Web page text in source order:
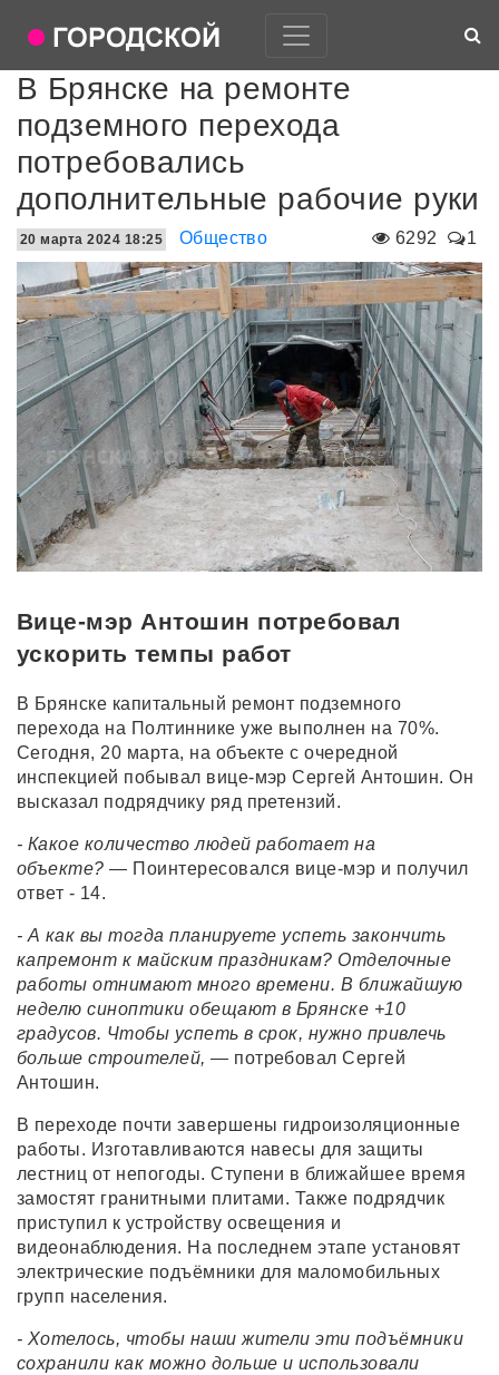
В Брянске на ремонте
подземного перехода
потребовались
дополнительные рабочие руки
6292 1
20 марта 2024 18:25 Общество
Вице-мэр Антошин потребовал
ускорить темпы работ
В Брянске капитальный ремонт подземного
перехода на Полтиннике уже выполнен на 70%.
Сегодня, 20 марта, на объекте с очередной
инспекцией побывал вице-мэр Сергей Антошин. Он
высказал подрядчику ряд претензий.
- Какое количество людей работает на
объекте? — Поинтересовался вице-мэр и получил
ответ - 14.
- А как вы тогда планируете успеть закончить
капремонт к майским праздникам? Отделочные
работы отнимают много времени. В ближайшую
неделю синоптики обещают в Брянске +10
градусов. Чтобы успеть в срок, нужно привлечь
больше строителей, — потребовал Сергей
Антошин.
В переходе почти завершены гидроизоляционные
работы. Изготавливаются навесы для защиты
лестниц от непогоды. Ступени в ближайшее время
замостят гранитными плитами. Также подрядчик
приступил к устройству освещения и
видеонаблюдения. На последнем этапе установят
электрические подъёмники для маломобильных
групп населения.
- Хотелось, чтобы наши жители эти подъёмники
сохранили как можно дольше и использовали